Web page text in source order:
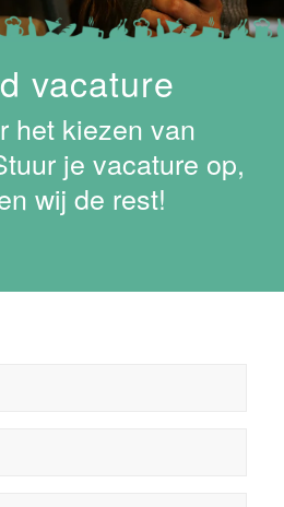
vacature
het kiezen van
je vacature op,
wij de rest!